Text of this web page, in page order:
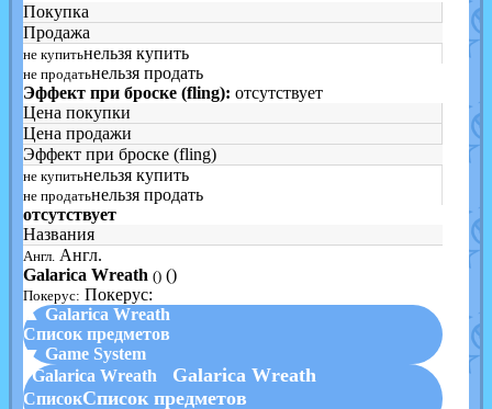
Покупка
Продажа
не купитьнельзя купить
не продатьнельзя продать
Эффект при броске (fling): отсутствует
Цена покупки
Цена продажи
Эффект при броске (fling)
не купитьнельзя купить
не продатьнельзя продать
отсутствует
Названия
Англ. Англ.
Galarica Wreath () ()
Покерус: Покерус:
▲ Galarica Wreath
Список предметов
▼ Game System
Galarica Wreath
Galarica Wreath
СписокСписок предметов